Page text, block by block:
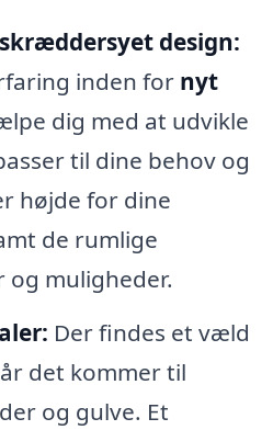
design:
inden for nyt
dig med at udvikle
til dine behov og
højde for dine
de rumlige
muligheder.
Der findes et væld
det kommer til
og gulve. Et